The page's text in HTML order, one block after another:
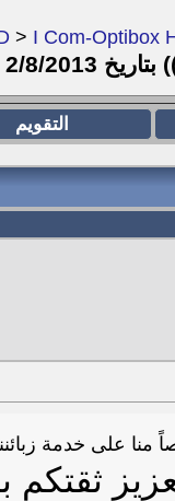
> I Com-Optibox
التقويم
منا على خدمة
ثقتكم